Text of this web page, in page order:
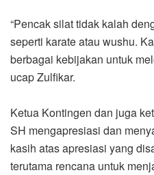
“Pencak silat tidak kalah
seperti karate atau wushu.
berbagai kebijakan untuk
ucap Zulfikar.
Ketua Kontingen dan juga
SH mengapresiasi dan
kasih atas apresiasi yang
terutama rencana untuk